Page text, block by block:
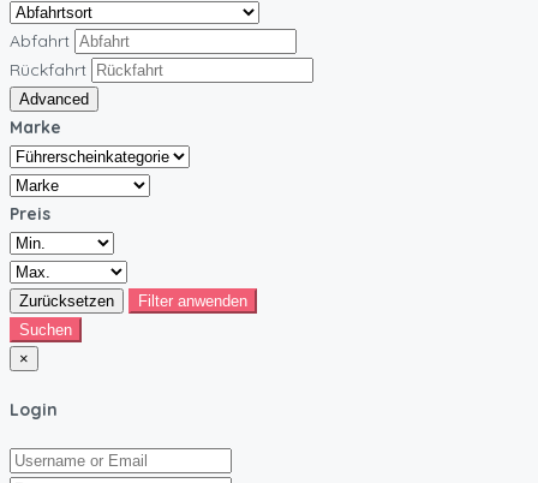
Abfahrt
Rückfahrt
Advanced
Marke
Preis
Zurücksetzen
Filter anwenden
Suchen
×
Login